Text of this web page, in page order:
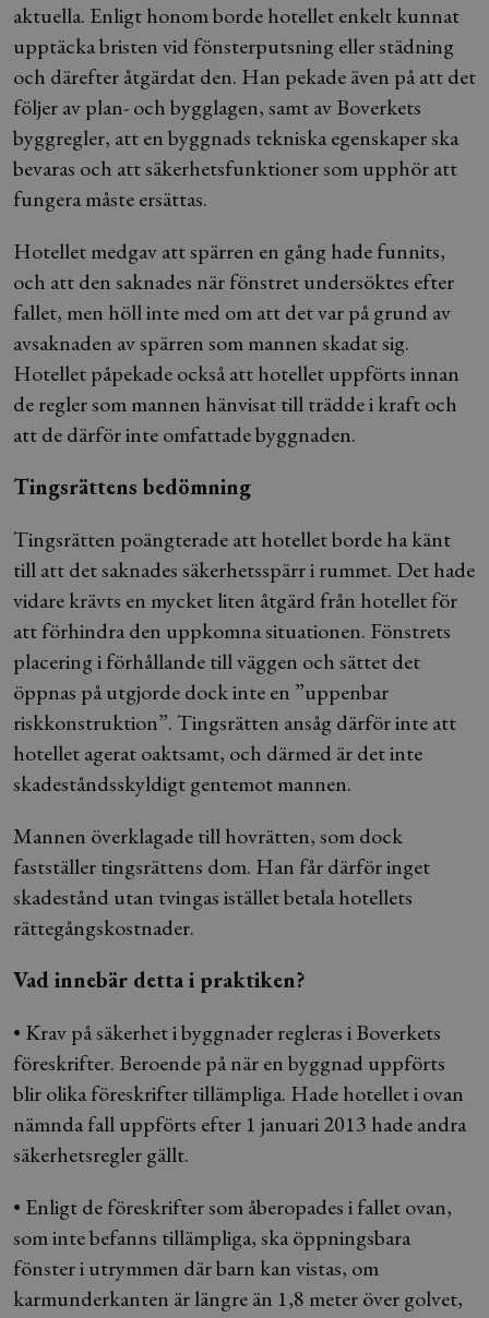
aktuella. Enligt honom borde hotellet enkelt kunnat
upptäcka bristen vid fönsterputsning eller städning
och därefter åtgärdat den. Han pekade även på att det
följer av plan- och bygglagen, samt av Boverkets
byggregler, att en byggnads tekniska egenskaper ska
bevaras och att säkerhetsfunktioner som upphör att
fungera måste ersättas.
Hotellet medgav att spärren en gång hade funnits,
och att den saknades när fönstret undersöktes efter
fallet, men höll inte med om att det var på grund av
avsaknaden av spärren som mannen skadat sig.
Hotellet påpekade också att hotellet uppförts innan
de regler som mannen hänvisat till trädde i kraft och
att de därför inte omfattade byggnaden.
Tingsrättens bedömning
Tingsrätten poängterade att hotellet borde ha känt
till att det saknades säkerhetsspärr i rummet. Det hade
vidare krävts en mycket liten åtgärd från hotellet för
att förhindra den uppkomna situationen. Fönstrets
placering i förhållande till väggen och sättet det
öppnas på utgjorde dock inte en ”uppenbar
riskkonstruktion”. Tingsrätten ansåg därför inte att
hotellet agerat oaktsamt, och därmed är det inte
skadeståndsskyldigt gentemot mannen.
Mannen överklagade till hovrätten, som dock
fastställer tingsrättens dom. Han får därför inget
skadestånd utan tvingas istället betala hotellets
rättegångskostnader.
Vad innebär detta i praktiken?
• Krav på säkerhet i byggnader regleras i Boverkets
föreskrifter. Beroende på när en byggnad uppförts
blir olika föreskrifter tillämpliga. Hade hotellet i ovan
nämnda fall uppförts efter 1 januari 2013 hade andra
säkerhetsregler gällt.
• Enligt de föreskrifter som åberopades i fallet ovan,
som inte befanns tillämpliga, ska öppningsbara
fönster i utrymmen där barn kan vistas, om
karmunderkanten är längre än 1,8 meter över golvet,